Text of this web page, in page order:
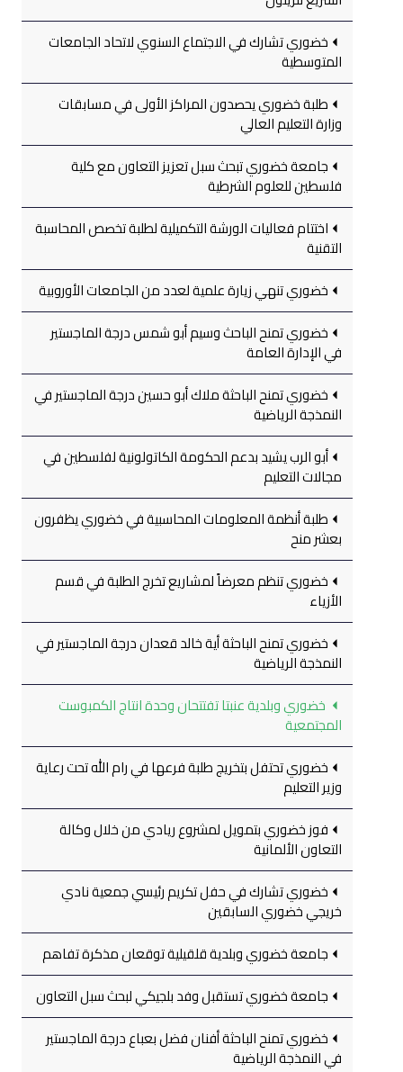
خضوري تشارك في الاجتماع السنوي لاتحاد الجامعات
المتوسطية
طلبة خضوري يحصدون المراكز الأولى في مسابقات
وزارة التعليم العالي
جامعة خضوري تبحث سبل تعزيز التعاون مع كلية
فلسطين للعلوم الشرطية
اختتام فعاليات الورشة التكميلية لطلبة تخصص المحاسبة
التقنية
خضوري تنهي زيارة علمية لعدد من الجامعات الأوروبية
خضوري تمنح الباحث وسيم أبو شمس درجة الماجستير
في الإدارة العامة
خضوري تمنح الباحثة ملاك أبو حسين درجة الماجستير في
النمذجة الرياضية
أبو الرب يشيد بدعم الحكومة الكاتولونية لفلسطين في
مجالات التعليم
طلبة أنظمة المعلومات المحاسبية في خضوري يظفرون
بعشر منح
خضوري تنظم معرضاً لمشاريع تخرج الطلبة في قسم
الأزياء
خضوري تمنح الباحثة أية خالد قعدان درجة الماجستير في
النمذجة الرياضية
خضوري وبلدية عنبتا تفتتحان وحدة انتاج الكمبوست
المجتمعية
خضوري تحتفل بتخريج طلبة فرعها في رام الله تحت رعاية
وزير التعليم
فوز خضوري بتمويل لمشروع ريادي من خلال وكالة
التعاون الألمانية
خضوري تشارك في حفل تكريم رئيسي جمعية نادي
خريجي خضوري السابقين
جامعة خضوري وبلدية قلقيلية توقعان مذكرة تفاهم
جامعة خضوري تستقبل وفد بلجيكي لبحث سبل التعاون
خضوري تمنح الباحثة أفنان فضل بعباع درجة الماجستير
في النمذجة الرياضية